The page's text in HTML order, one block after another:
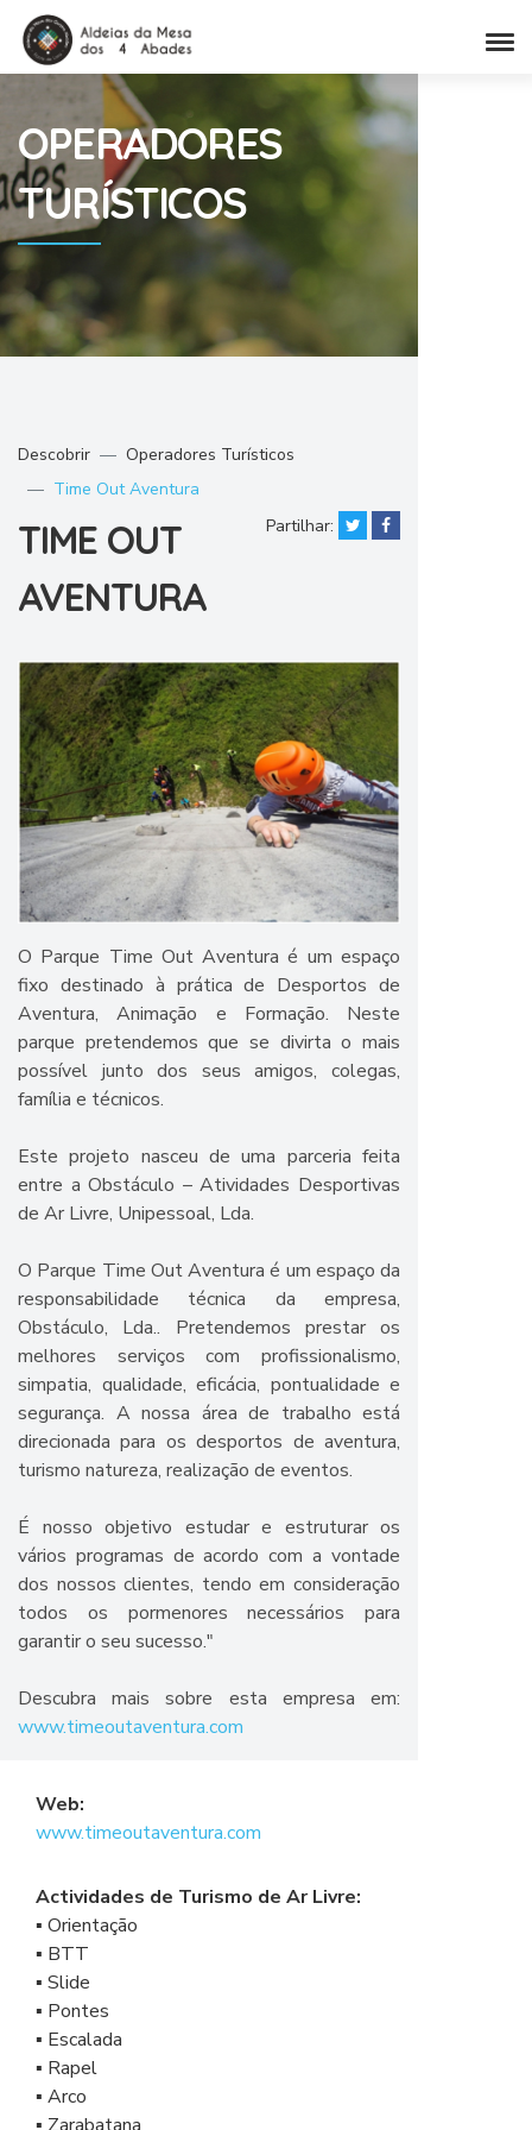
OPERADORES
TURÍSTICOS
Descobrir
Operadores Turísticos
Time Out Aventura
Partilhar:
TIME OUT
AVENTURA
O Parque Time Out Aventura é um espaço
fixo destinado à prática de Desportos de
Aventura, Animação e Formação. Neste
parque pretendemos que se divirta o mais
possível junto dos seus amigos, colegas,
família e técnicos.
Este projeto nasceu de uma parceria feita
entre a Obstáculo – Atividades Desportivas
de Ar Livre, Unipessoal, Lda.
O Parque Time Out Aventura é um espaço da
responsabilidade técnica da empresa,
Obstáculo, Lda.. Pretendemos prestar os
melhores serviços com profissionalismo,
simpatia, qualidade, eficácia, pontualidade e
segurança. A nossa área de trabalho está
direcionada para os desportos de aventura,
turismo natureza, realização de eventos.
É nosso objetivo estudar e estruturar os
vários programas de acordo com a vontade
dos nossos clientes, tendo em consideração
todos os pormenores necessários para
garantir o seu sucesso."
Descubra mais sobre esta empresa em:
www.timeoutaventura.com
Web:
www.timeoutaventura.com
Actividades de Turismo de Ar Livre:
▪ Orientação
▪ BTT
▪ Slide
▪ Pontes
▪ Escalada
▪ Rapel
▪ Arco